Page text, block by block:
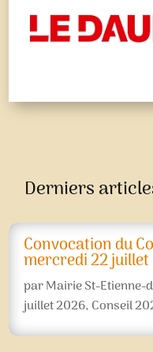
Derniers
Convocation du
mercredi 22 juillet
parMairie St-Etienne-
juillet 2026, Conseil